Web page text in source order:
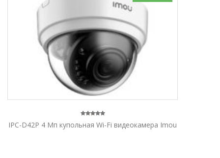
IPC-D42P 4 Мп купольная Wi-Fi видеокамера Imou